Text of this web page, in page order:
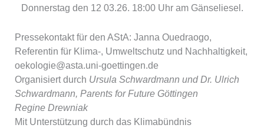
Donnerstag den 12 03.26. 18:00 Uhr am Gänseliesel.
Pressekontakt für den AStA: Janna Ouedraogo,
Referentin für Klima-, Umweltschutz und Nachhaltigkeit,
oekologie@asta.uni-goettingen.de
Organisiert durch Ursula Schwardmann und Dr. Ulrich
Schwardmann, Parents for Future Göttingen
Regine Drewniak
Mit Unterstützung durch das Klimabündnis